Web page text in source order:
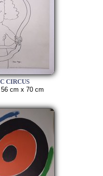
CIRCUS
cm x 70 cm